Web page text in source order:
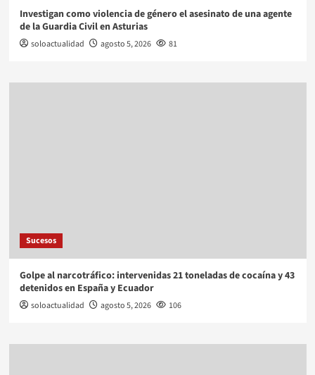
Investigan como violencia de género el asesinato de una agente
de la Guardia Civil en Asturias
soloactualidad agosto 5, 2026 81
Sucesos
Golpe al narcotráfico: intervenidas 21 toneladas de cocaína y 43
detenidos en España y Ecuador
soloactualidad agosto 5, 2026 106